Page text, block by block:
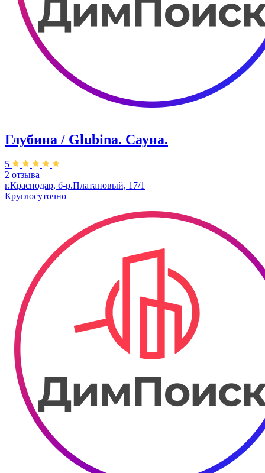
Глубина / Glubina. Сауна.
5
2 отзыва
г.Краснодар, б-р.​Платановый, 17/1
Круглосуточно